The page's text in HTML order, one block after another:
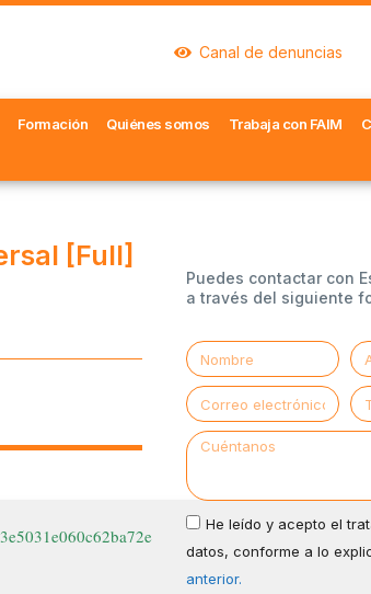
Canal de denuncias
Formación Quiénes somos Trabaja con FAIM
[Full]
Puedes contactar con
a través del siguiente
He leído y acepto el
datos, conforme a lo
anterior.